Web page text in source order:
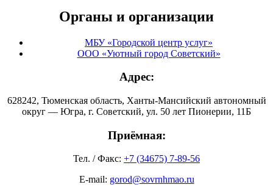
Органы и организации
МБУ «Городской центр услуг»
ООО «Уютный город Советский»
Адрес:
628242, Тюменская область, Ханты-Мансийский автономный
округ — Югра, г. Советский, ул. 50 лет Пионерии, 11Б
Приёмная:
Тел. / Факс: +7 (34675) 7-89-56
E-mail: gorod@sovrnhmao.ru